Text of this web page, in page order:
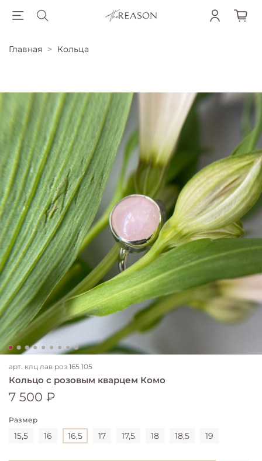
Главная Кольца
арт. клц лав роз 165 105
Кольцо с розовым кварцем Комо
7 500 ₽
Размер
15,5 16 16,5 17 17,5 18 18,5 19